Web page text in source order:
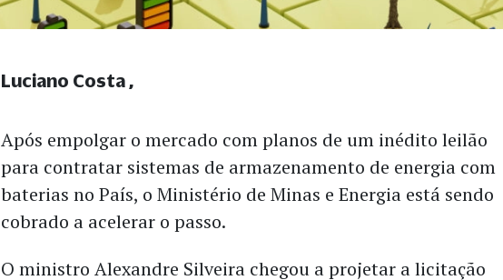
Após empolgar o mercado com planos de um inédito leilão
para contratar sistemas de armazenamento de energia com
baterias no País, o Ministério de Minas e Energia está sendo
cobrado a acelerar o passo.
O ministro Alexandre Silveira chegou a projetar a licitação
Luciano Costa